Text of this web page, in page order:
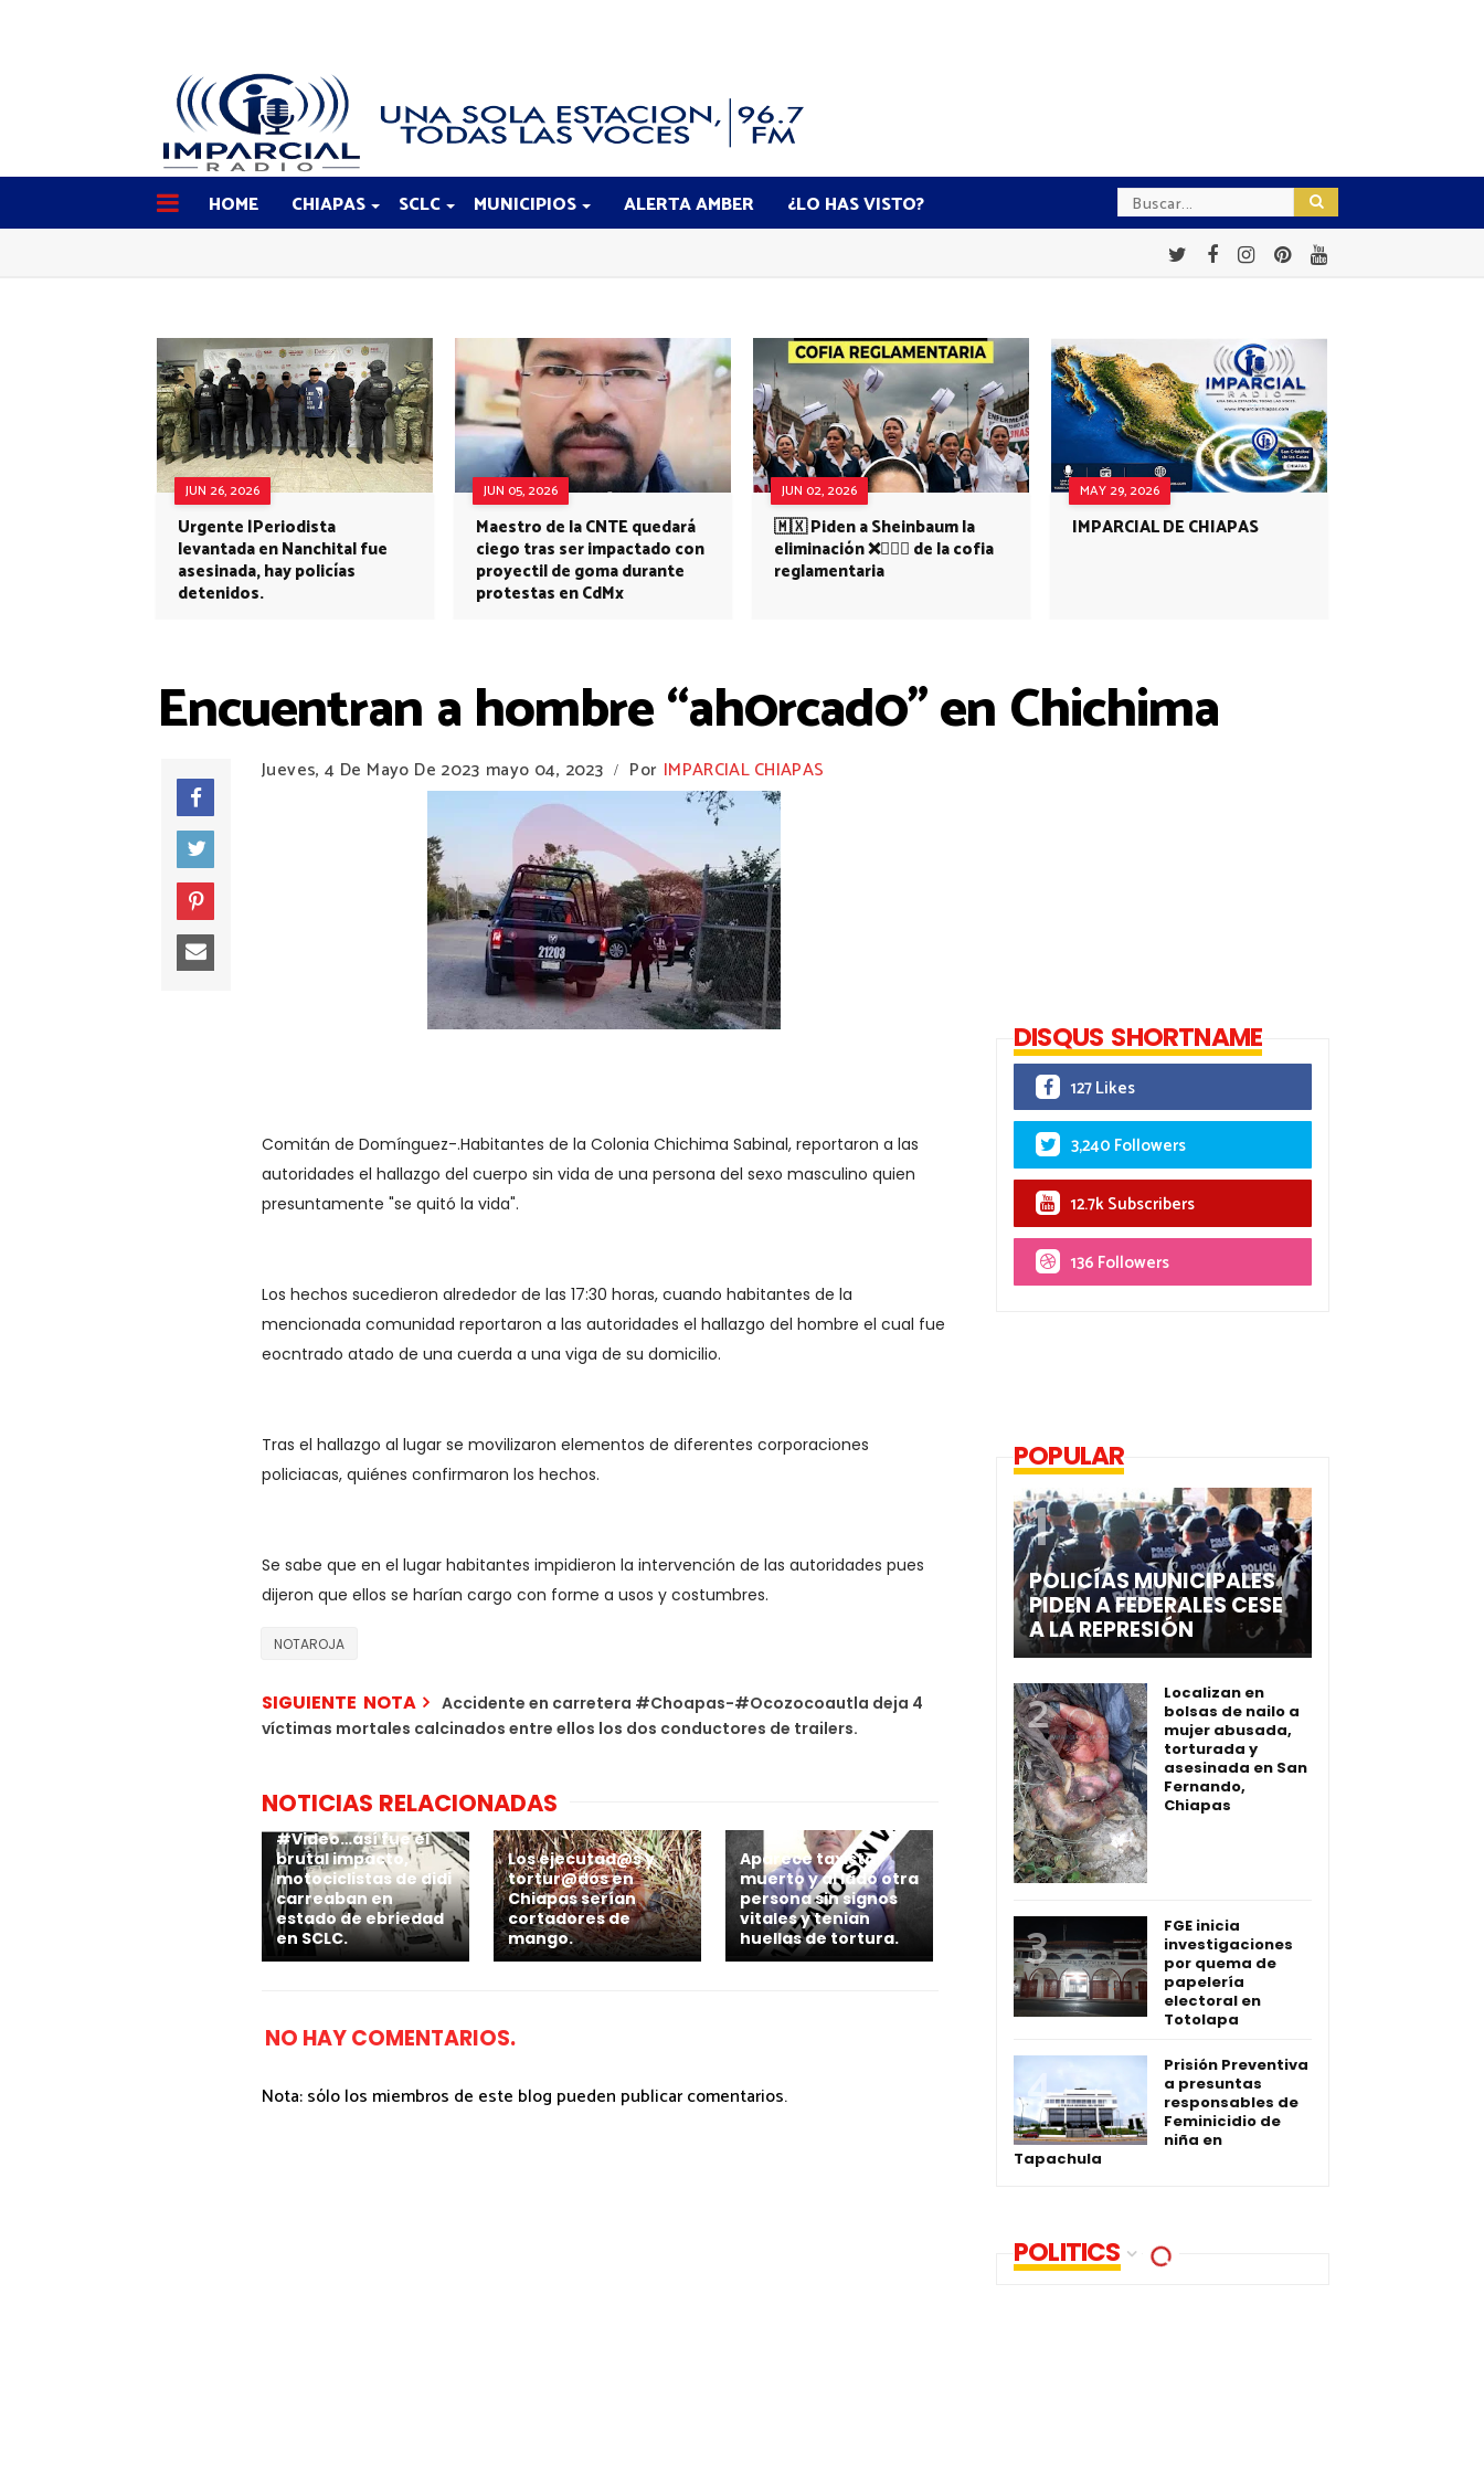
HOME CHIAPAS SCLC MUNICIPIOS ALERTA AMBER ¿LO HAS VISTO?
JUN 26, 2026
Urgente |Periodista
levantada en Nanchital fue
asesinada, hay policías
detenidos.
JUN 05, 2026
Maestro de la CNTE quedará
ciego tras ser impactado con
proyectil de goma durante
protestas en CdMx
JUN 02, 2026
🇲🇽 Piden a Sheinbaum la
eliminación ❌👩🏻‍⚕️ de la cofia
reglamentaria
MAY 29, 2026
IMPARCIAL DE CHIAPAS
Encuentran a hombre “ah0rcad0” en Chichima
Jueves, 4 De Mayo De 2023 mayo 04, 2023 / Por IMPARCIAL CHIAPAS
Comitán de Domínguez-.Habitantes de la Colonia Chichima Sabinal, reportaron a las
autoridades el hallazgo del cuerpo sin vida de una persona del sexo masculino quien
presuntamente "se quitó la vida".
Los hechos sucedieron alrededor de las 17:30 horas, cuando habitantes de la
mencionada comunidad reportaron a las autoridades el hallazgo del hombre el cual fue
eocntrado atado de una cuerda a una viga de su domicilio.
Tras el hallazgo al lugar se movilizaron elementos de diferentes corporaciones
policiacas, quiénes confirmaron los hechos.
Se sabe que en el lugar habitantes impidieron la intervención de las autoridades pues
dijeron que ellos se harían cargo con forme a usos y costumbres.
NOTAROJA
SIGUIENTE NOTA
Accidente en carretera #Choapas-#Ocozocoautla deja 4
víctimas mortales calcinados entre ellos los dos conductores de trailers.
NOTICIAS RELACIONADAS
#Video…así fue el
brutal impacto,
motociclistas de didi
carreaban en
estado de ebriedad
en SCLC.
Los ejecutad@s y
tortur@dos en
Chiapas serían
cortadores de
mango.
Aparece taxista
muerto y al lado otra
persona sin signos
vitales y tenian
huellas de tortura.
NO HAY COMENTARIOS.
Nota: sólo los miembros de este blog pueden publicar comentarios.
DISQUS SHORTNAME
127 Likes
3,240 Followers
12.7k Subscribers
136 Followers
POPULAR
POLICÍAS MUNICIPALES
PIDEN A FEDERALES CESE
A LA REPRESIÓN
Localizan en
bolsas de nailo a
mujer abusada,
torturada y
asesinada en San
Fernando,
Chiapas
FGE inicia
investigaciones
por quema de
papelería
electoral en
Totolapa
Prisión Preventiva
a presuntas
responsables de
Feminicidio de
niña en
Tapachula
POLITICS